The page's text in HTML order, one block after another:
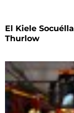
El Kiele
Thurlow